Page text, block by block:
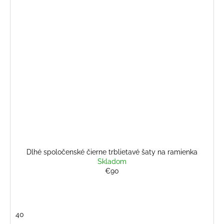
Dlhé spoločenské čierne trblietavé šaty na ramienka
Skladom
€90
40